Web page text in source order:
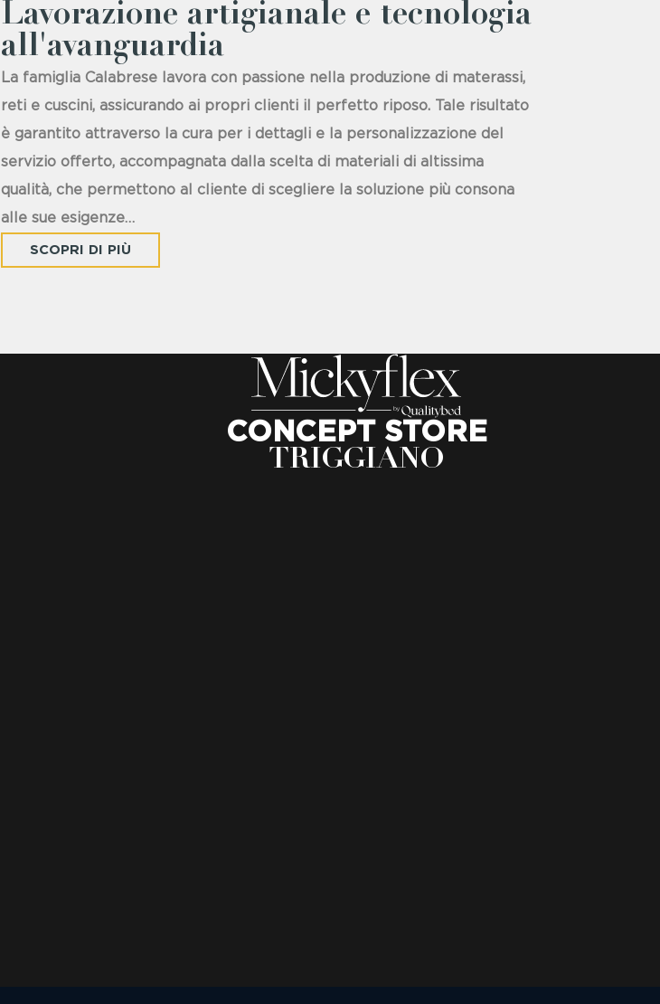
Lavorazione artigianale e tecnologia
all'avanguardia
La famiglia Calabrese lavora con passione nella produzione di materassi,
reti e cuscini, assicurando ai propri clienti il perfetto riposo. Tale risultato
è garantito attraverso la cura per i dettagli e la personalizzazione del
servizio offerto, accompagnata dalla scelta di materiali di altissima
qualità, che permettono al cliente di scegliere la soluzione più consona
alle sue esigenze…
SCOPRI DI PIÙ
CONCEPT STORE
TRIGGIANO